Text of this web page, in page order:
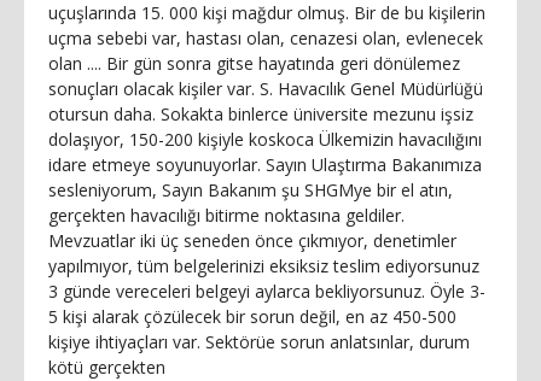
uçuşlarında 15. 000 kişi mağdur olmuş. Bir de bu kişilerin
uçma sebebi var, hastası olan, cenazesi olan, evlenecek
olan .... Bir gün sonra gitse hayatında geri dönülemez
sonuçları olacak kişiler var. S. Havacılık Genel Müdürlüğü
otursun daha. Sokakta binlerce üniversite mezunu işsiz
dolaşıyor, 150-200 kişiyle koskoca Ülkemizin havacılığını
idare etmeye soyunuyorlar. Sayın Ulaştırma Bakanımıza
sesleniyorum, Sayın Bakanım şu SHGMye bir el atın,
gerçekten havacılığı bitirme noktasına geldiler.
Mevzuatlar iki üç seneden önce çıkmıyor, denetimler
yapılmıyor, tüm belgelerinizi eksiksiz teslim ediyorsunuz
3 günde vereceleri belgeyi aylarca bekliyorsunuz. Öyle 3-
5 kişi alarak çözülecek bir sorun değil, en az 450-500
kişiye ihtiyaçları var. Sektörüe sorun anlatsınlar, durum
kötü gerçekten